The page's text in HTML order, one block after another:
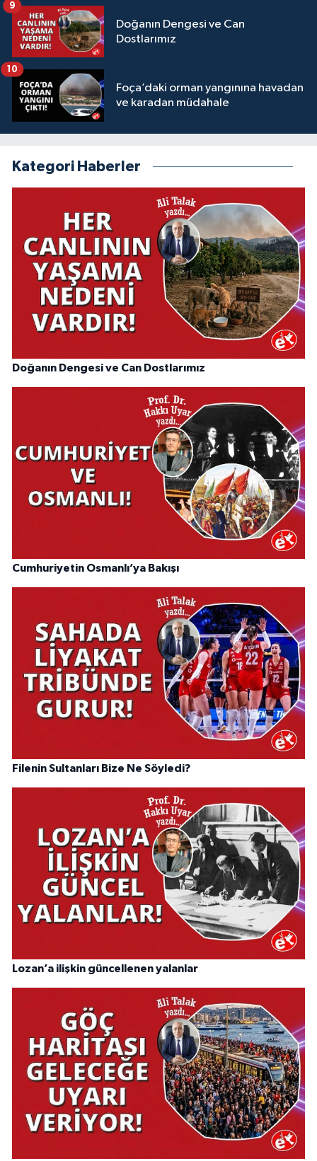
Doğanın Dengesi ve Can
Dostlarımız
9
Foça’daki orman yangınına havadan
ve karadan müdahale
10
Kategori Haberler
Doğanın Dengesi ve Can Dostlarımız
Cumhuriyetin Osmanlı’ya Bakışı
Filenin Sultanları Bize Ne Söyledi?
Lozan’a ilişkin güncellenen yalanlar